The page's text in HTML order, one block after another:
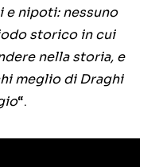
nipoti: nessuno
storico in cui
nella storia, e
meglio di Draghi
“.